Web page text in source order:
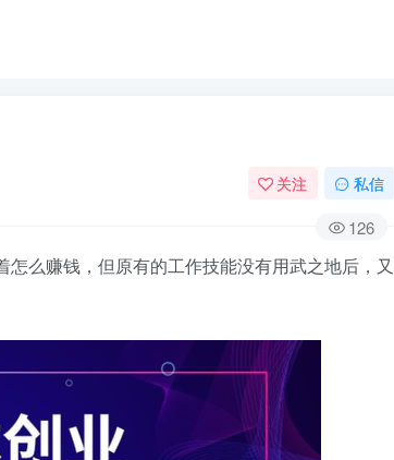
关注 私信
126
么赚钱，但原有的工作技能没有用武之地后，又